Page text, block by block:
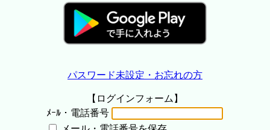
パスワード未設定・お忘れの方
【ログインフォーム】
ﾒｰﾙ・電話番号